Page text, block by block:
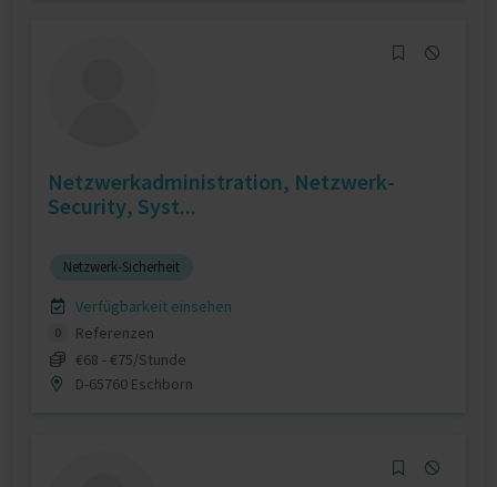
Netzwerkadministration, Netzwerk-
Security, Syst...
Netzwerk-Sicherheit
Verfügbarkeit einsehen
0
Referenzen
€68 - €75/Stunde
D-65760 Eschborn